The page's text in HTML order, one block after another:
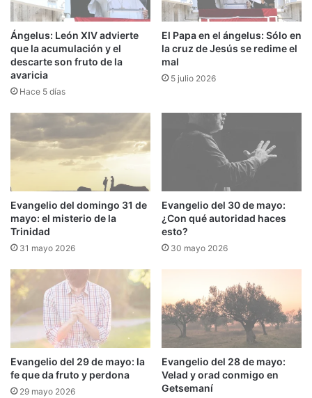
Ángelus: León XIV advierte
que la acumulación y el
descarte son fruto de la
avaricia
Hace 5 días
El Papa en el ángelus: Sólo en
la cruz de Jesús se redime el
mal
5 julio 2026
Evangelio del domingo 31 de
mayo: el misterio de la
Trinidad
31 mayo 2026
Evangelio del 30 de mayo:
¿Con qué autoridad haces
esto?
30 mayo 2026
Evangelio del 29 de mayo: la
fe que da fruto y perdona
29 mayo 2026
Evangelio del 28 de mayo:
Velad y orad conmigo en
Getsemaní